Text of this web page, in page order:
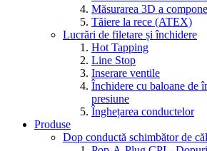
Măsurarea 3D a
Tăiere la rece (ATEX)
Lucrări de filetare și închidere
Hot Tapping
Line Stop
Inserare ventile
Închidere cu baloane de
presiune
Înghețarea conductelor
Produse
Dop conductă schimbător de